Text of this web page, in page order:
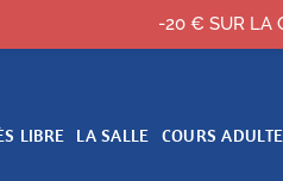
LIBRE LA SALLE COURS ADULTE
-20 € SUR LA